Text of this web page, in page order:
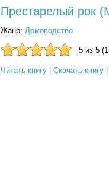
Престарелый рок
Жанр: Домоводство
5 из 5
Читать книгу Скачать книгу